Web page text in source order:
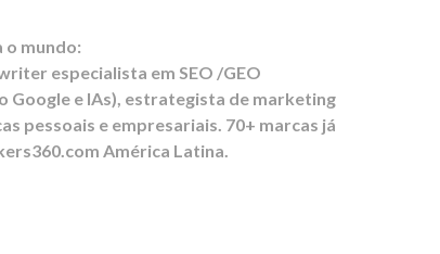
o mundo:
especialista em SEO /GEO
Google e IAs), estrategista de marketing
pessoais e empresariais. 70+ marcas já
América Latina.